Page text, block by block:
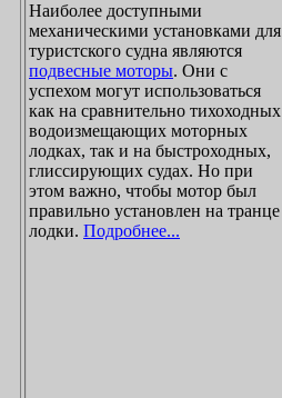
Наиболее доступными
механическими установками для
туристского судна являются
подвесные моторы. Они с
успехом могут использоваться
как на сравнительно тихоходных
водоизмещающих моторных
лодках, так и на быстроходных,
глиссирующих судах. Но при
этом важно, чтобы мотор был
правильно установлен на транце
лодки. Подробнее...